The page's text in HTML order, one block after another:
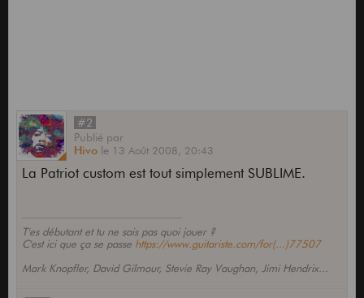
#2
Publié par
Hivo le 13 Août 2008, 20:43
La Patriot custom est tout simplement SUBLIME.
T'es débutant et tu ne sais pas quoi jouer ?
C'est ici que ça se passe https://www.guitariste.com/for(...)77507
Mark Knopfler, David Gilmour, Stevie Ray Vaughan, Jimi Hendrix...